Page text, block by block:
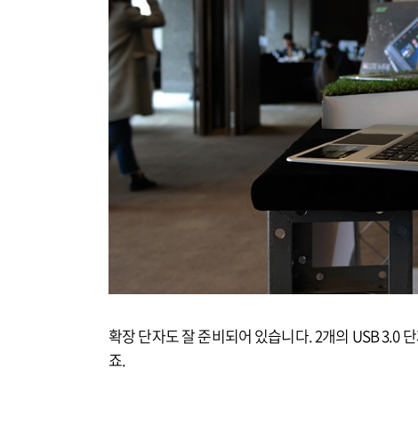
확장 단자도 잘 준비되어 있습니다. 2개의 USB 3.0
죠.